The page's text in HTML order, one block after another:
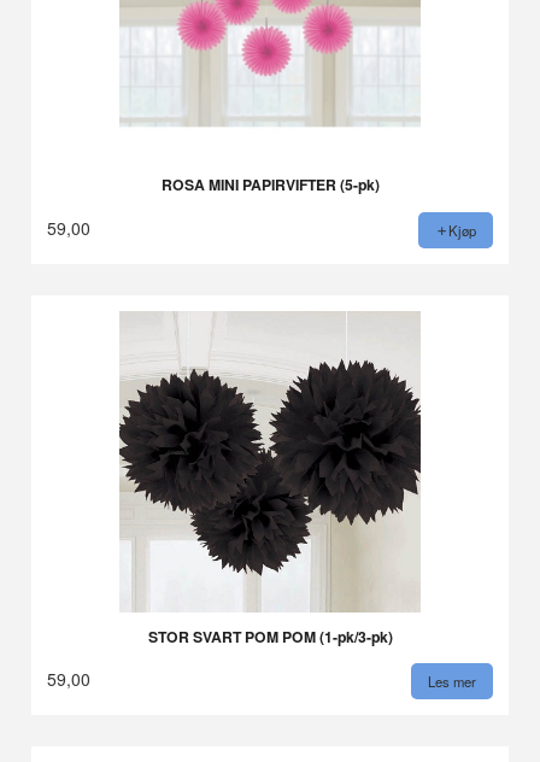
ROSA MINI PAPIRVIFTER (5-pk)
59,00 Kjøp
STOR SVART POM POM (1-pk/3-pk)
59,00 Les mer